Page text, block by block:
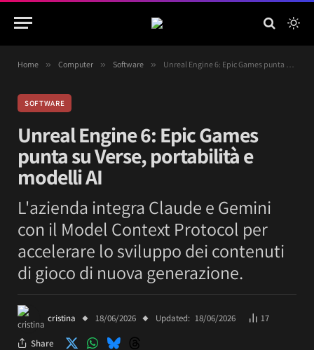
Home » Computer » Software » Unreal Engine 6: Epic Games punta su Verse, portabilità e modelli AI
SOFTWARE
Unreal Engine 6: Epic Games
punta su Verse, portabilità e
modelli AI
L'azienda integra Claude e Gemini
con il Model Context Protocol per
accelerare lo sviluppo dei contenuti
di gioco di nuova generazione.
cristina 18/06/2026 Updated: 18/06/2026 17
Share